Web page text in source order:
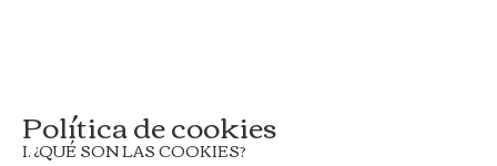
Política de cookies
I. ¿QUÉ SON LAS COOKIES?